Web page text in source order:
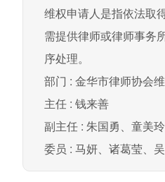
维权申请人是指依法取
需提供律师或律师事务
序处理。
部门 : 金华市律师协会
主任 : 钱来善
副主任 : 朱国勇、童美
委员 : 马妍、诸葛莹、